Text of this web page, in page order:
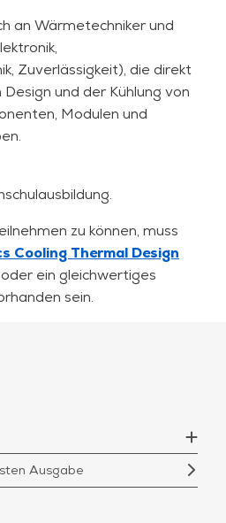
über umfangreiche
als offener Kurs als
Kurs verfügbar. Für
kann das Training
werden, z.B. durch
Übungstages.
an Wärmetechniker und
Zuverlässigkeit), die direkt
und der Kühlung von
Modulen und
zu können, muss
Cooling Thermal Design
ein gleichwertiges
sein.
Ausgabe